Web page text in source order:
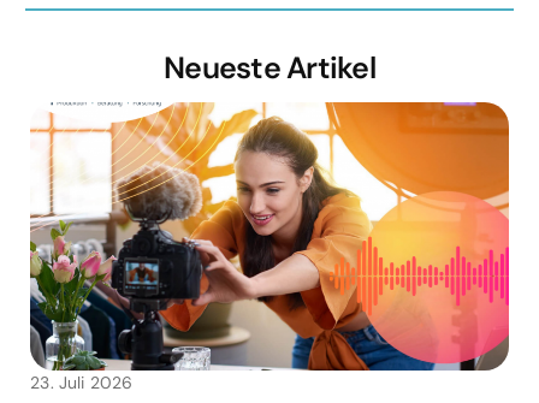
Neueste Artikel
23. Juli 2026